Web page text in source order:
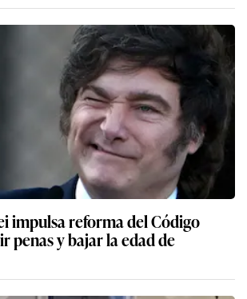
impulsa reforma del Código
penas y bajar la edad de